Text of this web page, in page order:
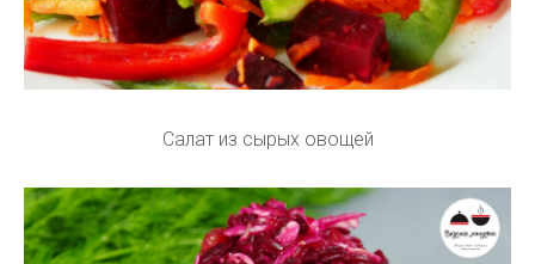
Салат из сырых овощей